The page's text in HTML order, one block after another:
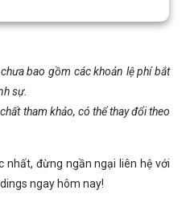
bao gồm các khoản lệ phí bắt
sự.
tham khảo, có thể thay đổi theo
nhất, đừng ngần ngại liên hệ với
ngay hôm nay!